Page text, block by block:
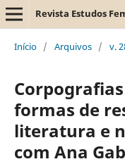
Revista Estudos
Início / Arquivos / v.
formas de
literatura e
com Ana